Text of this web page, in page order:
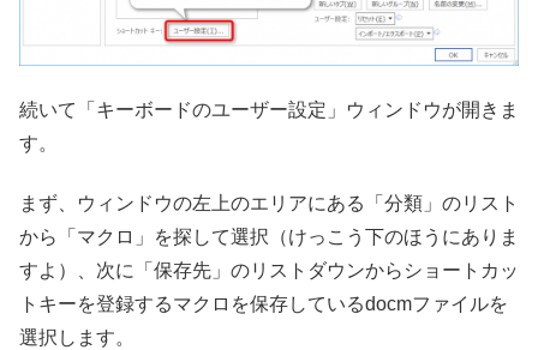
続いて「キーボードのユーザー設定」ウィンドウが開きま
す。
まず、ウィンドウの左上のエリアにある「分類」のリスト
から「マクロ」を探して選択（けっこう下のほうにありま
すよ）、次に「保存先」のリストダウンからショートカッ
トキーを登録するマクロを保存しているdocmファイルを
選択します。